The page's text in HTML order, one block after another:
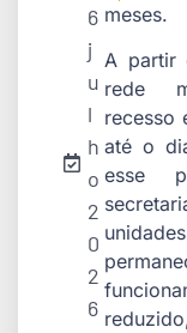
6
j
u
l
h
o
2
0
2
6
meses.
A partir
rede
recesso
até o
esse